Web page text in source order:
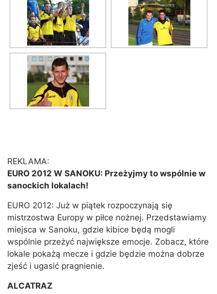
REKLAMA:
EURO 2012 W SANOKU: Przeżyjmy to wspólnie w
sanockich lokalach!
EURO 2012: Już w piątek rozpoczynają się
mistrzostwa Europy w piłce nożnej. Przedstawiamy
miejsca w Sanoku, gdzie kibice będą mogli
wspólnie przeżyć największe emocje. Zobacz, które
lokale pokażą mecze i gdzie będzie można dobrze
zjeść i ugasić pragnienie.
ALCATRAZ